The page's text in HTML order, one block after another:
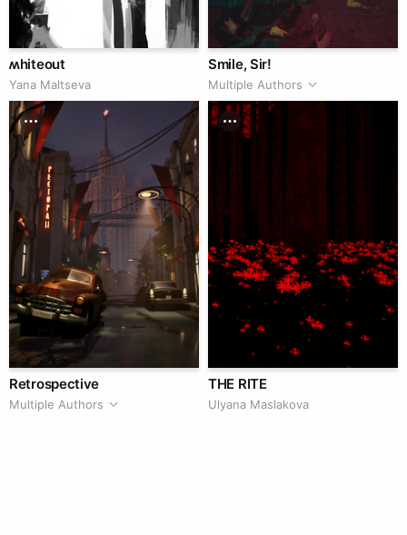
ʍhiteout
Yana Maltseva
Smile, Sir!
Multiple Authors
Retrospective
Multiple Authors
THE RITE
Ulyana Maslakova